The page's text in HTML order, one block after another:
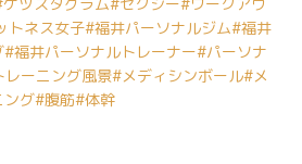
トネス女子#福井パーソナルジム#福井
#福井パーソナルトレーナー#パーソナ
レーニング風景#メディシンボール#メ
ング#腹筋#体幹